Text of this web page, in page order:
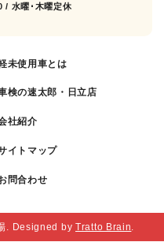
/ 水曜･木曜定休
未使用車とは
検の速太郎・日立店
社紹介
イトマップ
問合わせ
. Designed by Tratto Brain